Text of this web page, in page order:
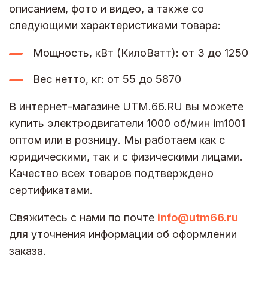
описанием, фото и видео, а также со
следующими характеристиками товара:
Мощность, кВт (КилоВатт): от 3 до 1250
Вес нетто, кг: от 55 до 5870
В интернет-магазине UTM.66.RU вы можете
купить электродвигатели 1000 об/мин im1001
оптом или в розницу. Мы работаем как с
юридическими, так и с физическими лицами.
Качество всех товаров подтверждено
сертификатами.
Свяжитесь с нами по почте info@utm66.ru
для уточнения информации об оформлении
заказа.